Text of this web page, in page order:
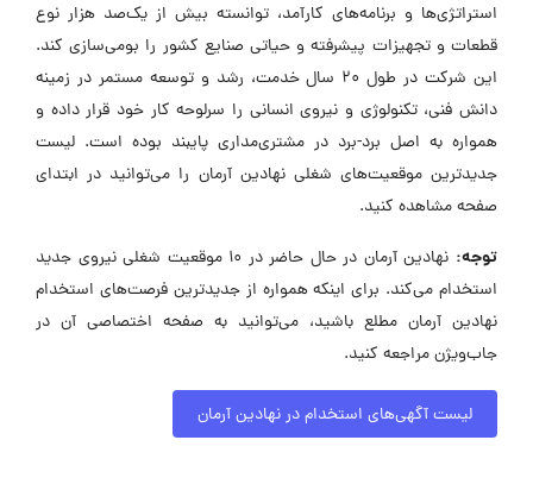
استراتژی‌ها و برنامه‌های کارآمد، توانسته بیش از یک‌صد هزار نوع
قطعات و تجهیزات پیشرفته و حیاتی صنایع کشور را بومی‌سازی کند.
این شرکت در طول ۲۰ سال خدمت، رشد و توسعه مستمر در زمینه
دانش فنی، تکنولوژی و نیروی انسانی را سرلوحه کار خود قرار داده و
همواره به اصل برد-برد در مشتری‌مداری پایبند بوده است. لیست
جدیدترین موقعیت‌های شغلی نهادین آرمان را می‌توانید در ابتدای
صفحه مشاهده کنید.
توجه:
نهادین آرمان در حال حاضر در ۱۰ موقعیت شغلی نیروی جدید
استخدام می‌کند. برای اینکه همواره از جدیدترین فرصت‌های استخدام
نهادین آرمان مطلع باشید، می‌توانید به صفحه اختصاصی آن در
جاب‌ویژن مراجعه کنید.
لیست آگهی‌های استخدام در نهادین آرمان